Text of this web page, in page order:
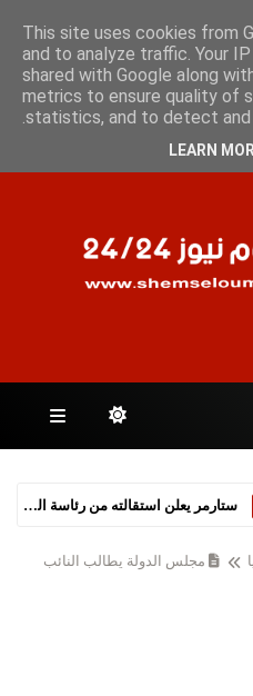
ستارمر يعلن استقالته من رئاسة الحكومة البريطانية
مجلس الدولة يطالب النائب
This site uses cookies from
and to analyze traffic. Your
shared with Google along
metrics to ensure quality of
statistics, and to detect and
LEARN